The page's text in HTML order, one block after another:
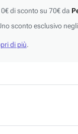
di sconto su 70€ da
sconto esclusivo negli
di più.